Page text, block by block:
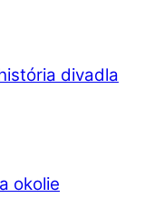
divadla
okolie